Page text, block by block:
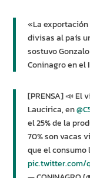
«La
divisas al país
sostuvo
Coninagro en el
[PRENSA] 📣 El
Laucirica, en
el 25% de la
70% son vacas
que el
pic.twitter.com/